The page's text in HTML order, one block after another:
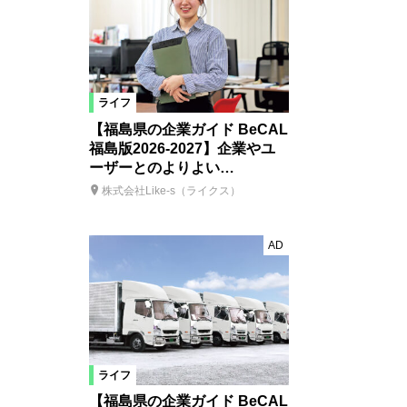
ライフ
【福島県の企業ガイド BeCAL
福島版2026-2027】企業やユ
ーザーとのよりよい…
株式会社Like-s（ライクス）
ライフ
AD
【福島県の企業ガイド BeCAL